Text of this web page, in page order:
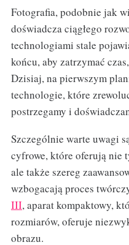
Fotografia, podobnie jak
doświadcza ciągłego
technologiami stale
końcu, aby zatrzymać
Dzisiaj, na pierwszym
technologie, które
postrzegamy i
Szczególnie warte uwagi
cyfrowe, które oferują nie
ale także szereg
wzbogacają proces
III, aparat kompaktowy,
rozmiarów, oferuje
obrazu.